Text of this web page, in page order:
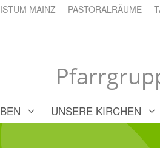
MAINZ PASTORALRÄUME
UNSERE KIRCHEN